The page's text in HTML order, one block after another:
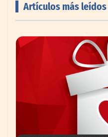
AMANAC celebra
impulsando la
Artículos más leídos